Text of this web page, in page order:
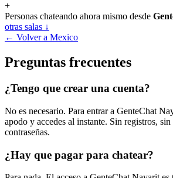
+
Personas chateando ahora mismo desde
otras salas ↓
← Volver a Mexico
Preguntas frecuentes
¿Tengo que crear una cuenta?
No es necesario. Para entrar a GenteChat
apodo y accedes al instante. Sin registros, sin
contraseñas.
¿Hay que pagar para chatear?